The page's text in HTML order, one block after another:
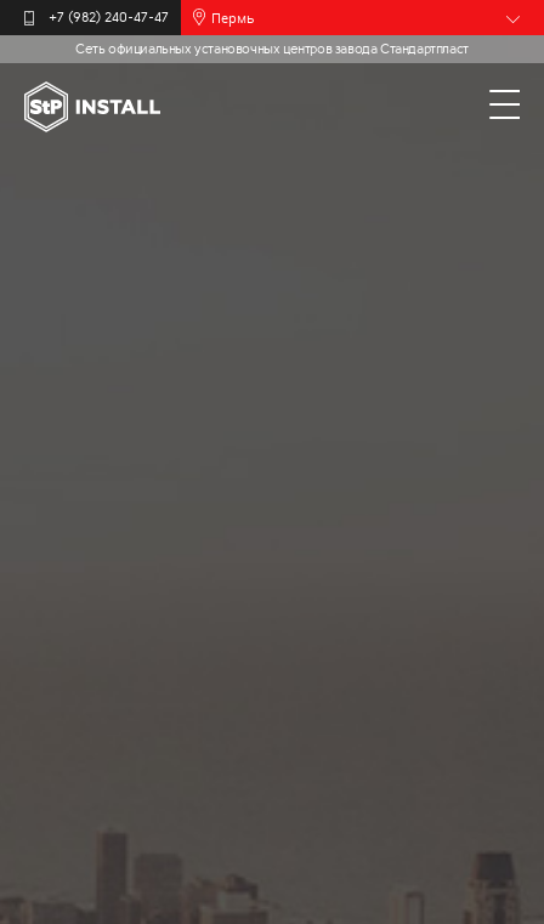
+7 (982) 240-47-47 Пермь
Барнаул
Сеть официальных установочных центров завода Стандартпласт